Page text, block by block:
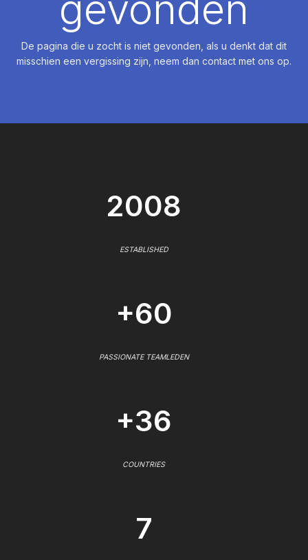
De pagina die u zocht is niet gevonden, als u denkt dat dit
misschien een vergissing zijn, neem dan contact met ons op.
2008
ESTABLISHED
+60
PASSIONATE TEAMLEDEN
+36
COUNTRIES
7